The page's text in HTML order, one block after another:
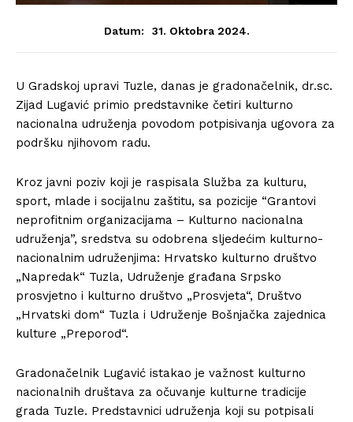
Datum: 31. Oktobra 2024.
U Gradskoj upravi Tuzle, danas je gradonačelnik, dr.sc.
Zijad Lugavić primio predstavnike četiri kulturno
nacionalna udruženja povodom potpisivanja ugovora za
podršku njihovom radu.
Kroz javni poziv koji je raspisala Služba za kulturu,
sport, mlade i socijalnu zaštitu, sa pozicije “Grantovi
neprofitnim organizacijama – Kulturno nacionalna
udruženja”, sredstva su odobrena sljedećim kulturno-
nacionalnim udruženjima: Hrvatsko kulturno društvo
„Napredak“ Tuzla, Udruženje građana Srpsko
prosvjetno i kulturno društvo „Prosvjeta“, Društvo
„Hrvatski dom“ Tuzla i Udruženje Bošnjačka zajednica
kulture „Preporod“.
Gradonačelnik Lugavić istakao je važnost kulturno
nacionalnih društava za očuvanje kulturne tradicije
grada Tuzle. Predstavnici udruženja koji su potpisali